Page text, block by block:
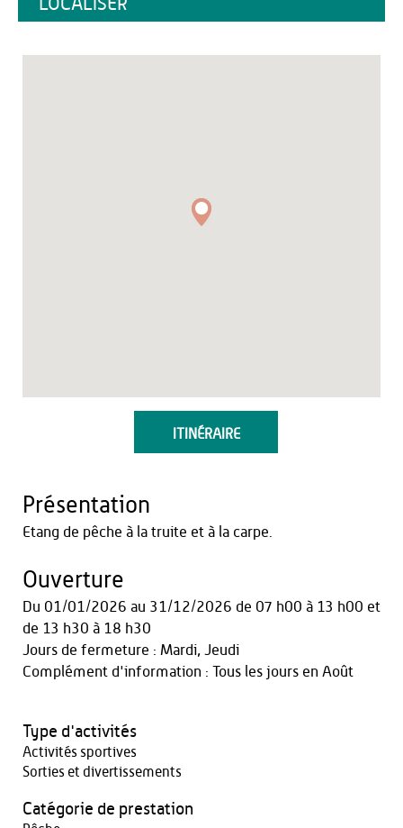
LOCALISER
ITINÉRAIRE
Présentation
Etang de pêche à la truite et à la carpe.
Ouverture
Du 01/01/2026 au 31/12/2026 de 07 h00 à 13 h00 et
de 13 h30 à 18 h30
Jours de fermeture : Mardi, Jeudi
Complément d'information : Tous les jours en Août
Type d'activités
Activités sportives
Sorties et divertissements
Catégorie de prestation